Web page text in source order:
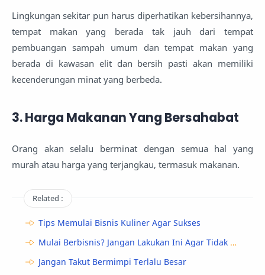
Lingkungan sekitar pun harus diperhatikan kebersihannya,
tempat makan yang berada tak jauh dari tempat
pembuangan sampah umum dan tempat makan yang
berada di kawasan elit dan bersih pasti akan memiliki
kecenderungan minat yang berbeda.
3. Harga Makanan Yang Bersahabat
Orang akan selalu berminat dengan semua hal yang
murah atau harga yang terjangkau, termasuk makanan.
Related :
Tips Memulai Bisnis Kuliner Agar Sukses
Mulai Berbisnis? Jangan Lakukan Ini Agar Tidak Rugi
Jangan Takut Bermimpi Terlalu Besar